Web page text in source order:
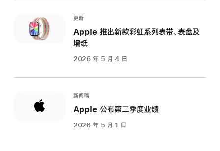
更新
Apple 推出新款彩虹系列表带、表盘及
墙纸
2026 年 5 月 4 日
新闻稿
Apple 公布第二季度业绩
2026 年 5 月 1 日